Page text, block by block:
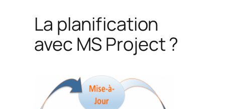
La planification
avec MS Project ?